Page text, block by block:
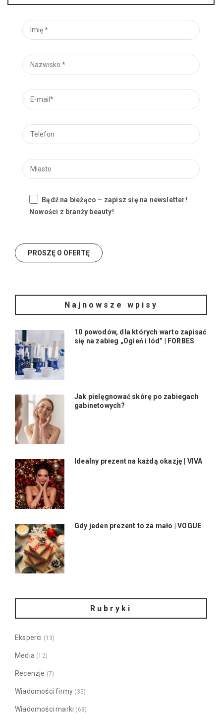
Bądź na bieżąco – zapisz się na newsletter!
Nowości z branży beauty!
Najnowsze wpisy
10 powodów, dla których warto zapisać
się na zabieg „Ogień i lód” | FORBES
Jak pielęgnować skórę po zabiegach
gabinetowych?
Idealny prezent na każdą okazję | VIVA
Gdy jeden prezent to za mało | VOGUE
Rubryki
Eksperci (13)
Media (12)
Recenzje (7)
Wiadomości firmy (35)
Wiadomości marki (68)